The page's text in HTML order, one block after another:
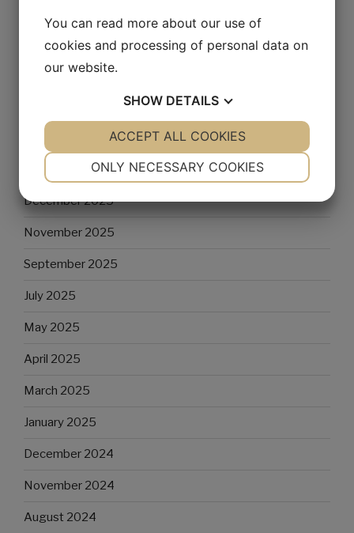
May 2026
February 2026
December 2025
November 2025
September 2025
July 2025
May 2025
April 2025
March 2025
January 2025
December 2024
November 2024
August 2024
You can read more about our use of
cookies and processing of personal data on
our website.
SHOW DETAILS
YES NO YES NO
ONLY NECESSARY COOKIES
ACCEPT ALL COOKIES